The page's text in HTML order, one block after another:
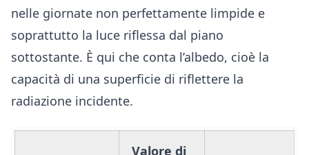
nelle giornate non perfettamente limpide e
soprattutto la luce riflessa dal piano
sottostante. È qui che conta l’albedo, cioè la
capacità di una superficie di riflettere la
radiazione incidente.
Valore di